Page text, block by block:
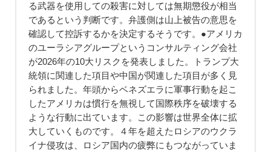
る武器を使用しての殺害に対しては無期懲役が相当
であるという判断です。弁護側は山上被告の意思を
確認して控訴するかを決定するそうです。●アメリカ
のユーラシアグループというコンサルティング会社
が2026年の10大リスクを発表しました。トランプ大
統領に関連した項目や中国が関連した項目が多く見
られました。年頭からベネズエラに軍事行動を起こ
したアメリカは慣行を無視して国際秩序を破壊する
ような行動に出ています。この影響は世界全体に拡
大していくものです。４年を超えたロシアのウクラ
イナ侵攻は、ロシア国内の疲弊にもつながっていま